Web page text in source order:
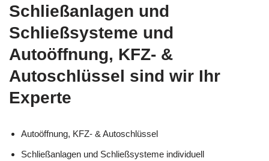
Schließanlagen und
Schließsysteme und
Autoöffnung, KFZ- &
Autoschlüssel sind wir Ihr
Experte
Autoöffnung, KFZ- & Autoschlüssel
Schließanlagen und Schließsysteme individuell